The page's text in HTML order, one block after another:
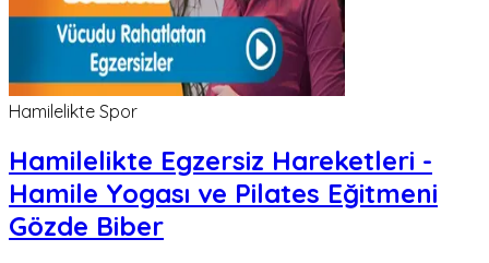
Hamilelikte Spor
Hamilelikte Egzersiz Hareketleri -
Hamile Yogası ve Pilates Eğitmeni
Gözde Biber